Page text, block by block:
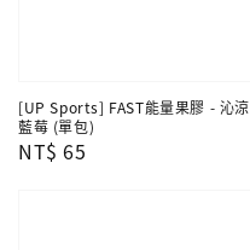
[UP Sports] FAST能量果膠 - 沁涼
藍莓 (單包)
Regular
NT$ 65